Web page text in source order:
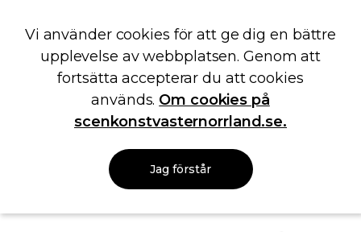
Vi använder cookies för att ge dig en bättre
upplevelse av webbplatsen. Genom att
fortsätta accepterar du att cookies
används. Om cookies på
scenkonstvasternorrland.se.
Jag förstår